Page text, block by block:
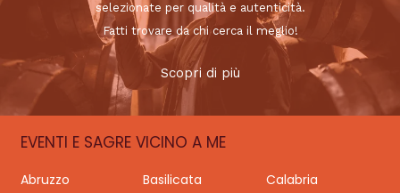
selezionate per qualità e autenticità.
Fatti trovare da chi cerca il meglio!
Scopri di più
EVENTI E SAGRE VICINO A ME
Abruzzo Basilicata
Calabria